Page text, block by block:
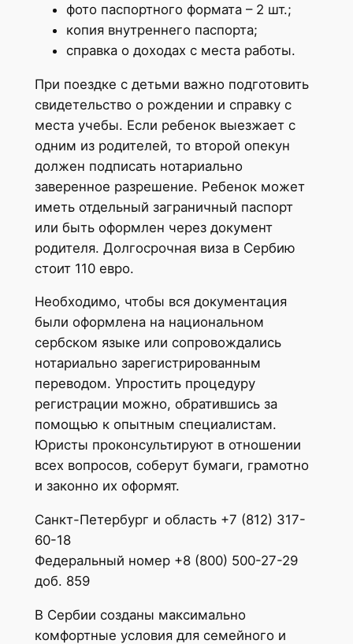
фото паспортного формата – 2 шт.;
копия внутреннего паспорта;
справка о доходах с места работы.
При поездке с детьми важно подготовить
свидетельство о рождении и справку с
места учебы. Если ребенок выезжает с
одним из родителей, то второй опекун
должен подписать нотариально
заверенное разрешение. Ребенок может
иметь отдельный заграничный паспорт
или быть оформлен через документ
родителя. Долгосрочная виза в Сербию
стоит 110 евро.
Необходимо, чтобы вся документация
были оформлена на национальном
сербском языке или сопровождались
нотариально зарегистрированным
переводом. Упростить процедуру
регистрации можно, обратившись за
помощью к опытным специалистам.
Юристы проконсультируют в отношении
всех вопросов, соберут бумаги, грамотно
и законно их оформят.
Санкт-Петербург и область +7 (812) 317-
60-18
Федеральный номер +8 (800) 500-27-29
доб. 859
В Сербии созданы максимально
комфортные условия для семейного и